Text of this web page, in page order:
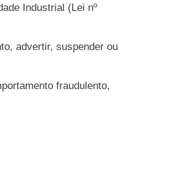
Industrial (Lei nº
advertir, suspender ou
fraudulento,